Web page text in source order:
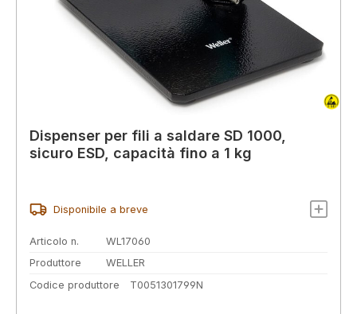
Dispenser per fili a saldare SD 1000,
sicuro ESD, capacità fino a 1 kg
Disponibile a breve
Articolo n.
WL17060
Produttore
WELLER
Codice produttore
T0051301799N